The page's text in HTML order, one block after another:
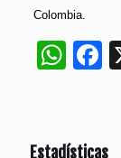
Colombia.
Estadísticas